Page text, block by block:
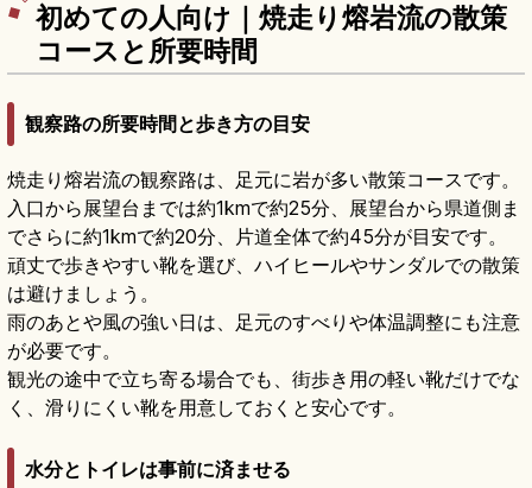
初めての人向け｜焼走り熔岩流の散策
コースと所要時間
観察路の所要時間と歩き方の目安
焼走り熔岩流の観察路は、足元に岩が多い散策コースです。
入口から展望台までは約1kmで約25分、展望台から県道側ま
でさらに約1kmで約20分、片道全体で約45分が目安です。
頑丈で歩きやすい靴を選び、ハイヒールやサンダルでの散策
は避けましょう。
雨のあとや風の強い日は、足元のすべりや体温調整にも注意
が必要です。
観光の途中で立ち寄る場合でも、街歩き用の軽い靴だけでな
く、滑りにくい靴を用意しておくと安心です。
水分とトイレは事前に済ませる